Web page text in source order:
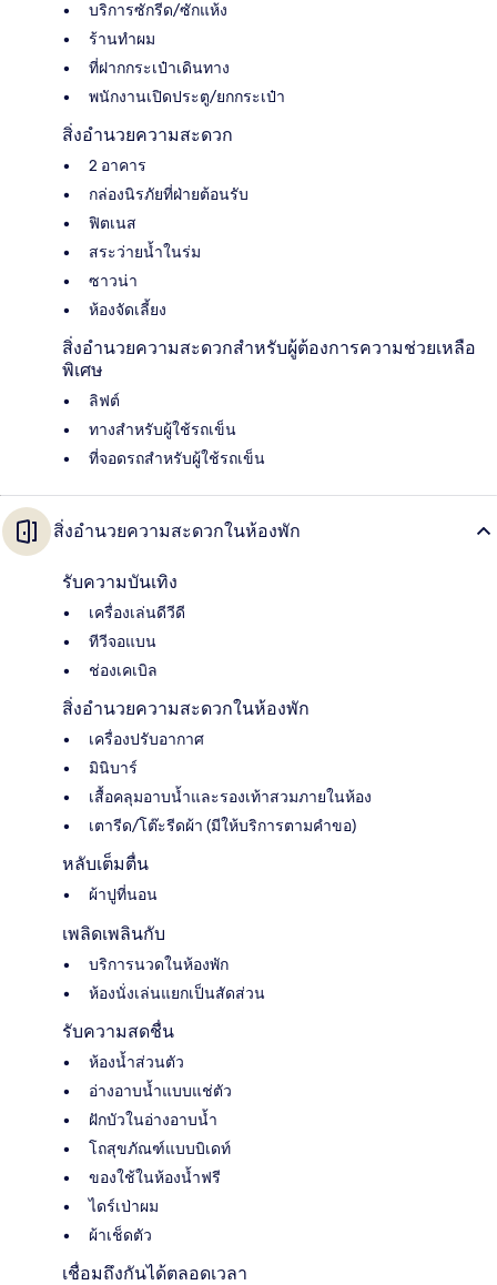
บริการซักรีด/ซักแห้ง
ร้านทำผม
ที่ฝากกระเป๋าเดินทาง
พนักงานเปิดประตู/ยกกระเป๋า
สิ่งอำนวยความสะดวก
2 อาคาร
กล่องนิรภัยที่ฝ่ายต้อนรับ
ฟิตเนส
สระว่ายน้ำในร่ม
ซาวน่า
ห้องจัดเลี้ยง
สิ่งอำนวยความสะดวกสำหรับผู้ต้องการความช่วยเหลือ
พิเศษ
ลิฟต์
ทางสำหรับผู้ใช้รถเข็น
ที่จอดรถสำหรับผู้ใช้รถเข็น
สิ่งอำนวยความสะดวกในห้องพัก
รับความบันเทิง
เครื่องเล่นดีวีดี
ทีวีจอแบน
ช่องเคเบิล
สิ่งอำนวยความสะดวกในห้องพัก
เครื่องปรับอากาศ
มินิบาร์
เสื้อคลุมอาบน้ำและรองเท้าสวมภายในห้อง
เตารีด/โต๊ะรีดผ้า (มีให้บริการตามคำขอ)
หลับเต็มตื่น
ผ้าปูที่นอน
เพลิดเพลินกับ
บริการนวดในห้องพัก
ห้องนั่งเล่นแยกเป็นสัดส่วน
รับความสดชื่น
ห้องน้ำส่วนตัว
อ่างอาบน้ำแบบแช่ตัว
ฝักบัวในอ่างอาบน้ำ
โถสุขภัณฑ์แบบบิเดท์
ของใช้ในห้องน้ำฟรี
ไดร์เป่าผม
ผ้าเช็ดตัว
เชื่อมถึงกันได้ตลอดเวลา